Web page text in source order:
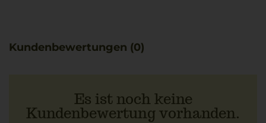
Kundenbewertungen (0)
Es ist noch keine
Kundenbewertung vorhanden.